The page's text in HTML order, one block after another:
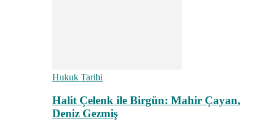
Hukuk Tarihi
Halit Çelenk ile Birgün: Mahir Çayan,
Deniz Gezmiş